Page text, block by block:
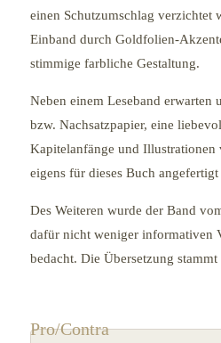
einen Schutzumschlag verzichtet
Einband durch Goldfolien-
stimmige farbliche Gestaltung.
Neben einem Leseband erwarten
bzw. Nachsatzpapier, eine
Kapitelanfänge und Illustrationen
eigens für dieses Buch
Des Weiteren wurde der Band
dafür nicht weniger informativen
bedacht. Die Übersetzung stammt
Pro/Contra